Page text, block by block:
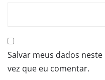
Salvar meus dados
vez que eu comentar.